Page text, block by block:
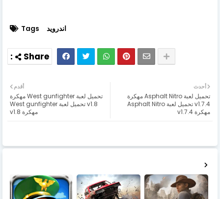
Tags اندرويد
أحدث
تحميل لعبة Asphalt Nitro مهكرة
v1.7.4 تحميل لعبة Asphalt Nitro
مهكرة v1.7.4
أقدم
تحميل لعبة West gunfighter مهكرة
v1.8 تحميل لعبة West gunfighter
مهكرة v1.8